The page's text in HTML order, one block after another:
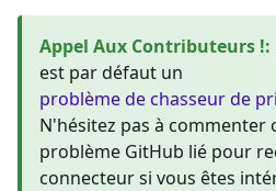
Appel Aux Contributeurs !:
est par défaut un
problème de chasseur de
N'hésitez pas à commenter
problème GitHub lié pour
connecteur si vous êtes